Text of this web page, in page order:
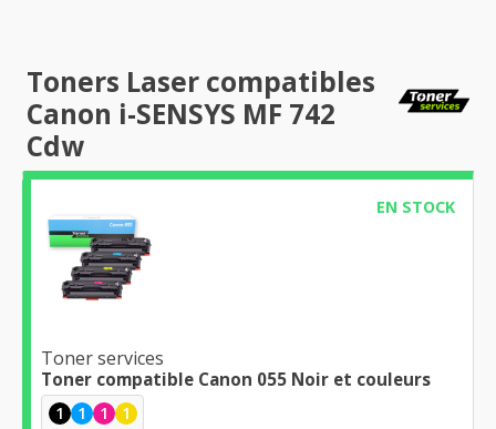
Toners Laser compatibles
Canon i-SENSYS MF 742
Cdw
EN STOCK
Toner services
Toner compatible Canon 055 Noir et couleurs
1 1 1 1